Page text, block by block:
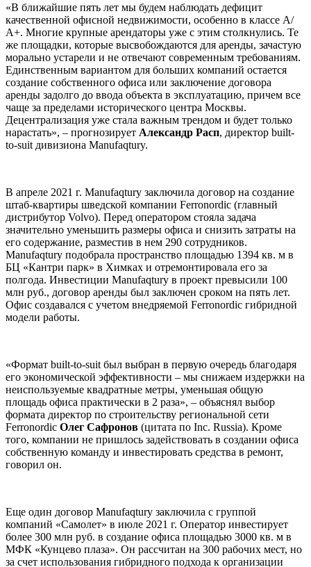
«В ближайшие пять лет мы будем наблюдать дефицит
качественной офисной недвижимости, особенно в классе А/
А+. Многие крупные арендаторы уже с этим столкнулись. Те
же площадки, которые высвобождаются для аренды, зачастую
морально устарели и не отвечают современным требованиям.
Единственным вариантом для больших компаний остается
создание собственного офиса или заключение договора
аренды задолго до ввода объекта в эксплуатацию, причем все
чаще за пределами исторического центра Москвы.
Децентрализация уже стала важным трендом и будет только
нарастать», – прогнозирует Александр Расп, директор built-
to-suit дивизиона Manufaqtury.
В апреле 2021 г. Manufaqtury заключила договор на создание
штаб-квартиры шведской компании Ferronordic (главный
дистрибутор Volvo). Перед оператором стояла задача
значительно уменьшить размеры офиса и снизить затраты на
его содержание, разместив в нем 290 сотрудников.
Manufaqtury подобрала пространство площадью 1394 кв. м в
БЦ «Кантри парк» в Химках и отремонтировала его за
полгода. Инвестиции Manufaqtury в проект превысили 100
млн руб., договор аренды был заключен сроком на пять лет.
Офис создавался с учетом внедряемой Ferronordic гибридной
модели работы.
«Формат built-to-suit был выбран в первую очередь благодаря
его экономической эффективности – мы снижаем издержки на
неиспользуемые квадратные метры, уменьшая общую
площадь офиса практически в 2 раза», – объяснял выбор
формата директор по строительству региональной сети
Ferronordic Олег Сафронов (цитата по Inc. Russia). Кроме
того, компании не пришлось задействовать в создании офиса
собственную команду и инвестировать средства в ремонт,
говорил он.
Еще один договор Manufaqtury заключила с группой
компаний «Самолет» в июле 2021 г. Оператор инвестирует
более 300 млн руб. в создание офиса площадью 3000 кв. м в
МФК «Кунцево плаза». Он рассчитан на 300 рабочих мест, но
за счет использования гибридного подхода к организации